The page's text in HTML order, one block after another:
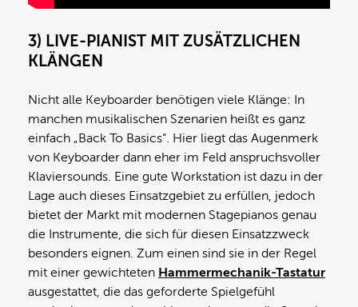
3) LIVE-PIANIST MIT ZUSÄTZLICHEN
KLÄNGEN
Nicht alle Keyboarder benötigen viele Klänge: In
manchen musikalischen Szenarien heißt es ganz
einfach „Back To Basics“. Hier liegt das Augenmerk
von Keyboarder dann eher im Feld anspruchsvoller
Klaviersounds. Eine gute Workstation ist dazu in der
Lage auch dieses Einsatzgebiet zu erfüllen, jedoch
bietet der Markt mit modernen Stagepianos genau
die Instrumente, die sich für diesen Einsatzzweck
besonders eignen. Zum einen sind sie in der Regel
mit einer gewichteten Hammermechanik-Tastatur
ausgestattet, die das geforderte Spielgefühl